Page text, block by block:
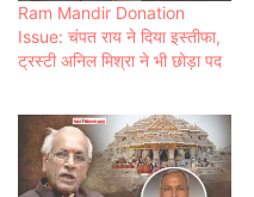
Ram Mandir Donation
Issue: चंपत राय ने दिया इस्तीफा,
ट्रस्टी अनिल मिश्रा ने भी छोड़ा पद